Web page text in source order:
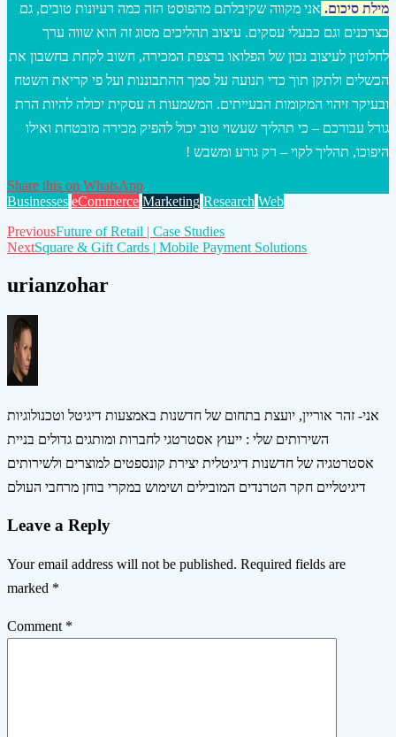
מילת סיכום. אני מקווה שקיבלתם מהפוסט הזה כמה רעיונות טובים, גם
כצרכנים וגם כבעלי עסקים. עיצוב תהליכים מסוג זה הוא שווה ערך
לחלוטין לעיצוב נכון של הפלואו ברצפת המכירה, חשוב לקחת בחשבון את
הכשלים ולתקן תוך כדי תנועה על סמך ההתבוננות ועל פי קריאת השטח
ובעיקר זיהוי המקומות הבעייתים. המשמעות ה עסקית יכולה להיות הרת
גורל עבורכם – כי תהליך שעשוי טוב יכול להפיק מכירה מובטחת ואילו
היפוכו, תהליך לקוי – רק גורע ומשבש !
Share this on WhatsApp
Businesses eCommerce Marketing Research Web
Post
navigation
PreviousFuture of Retail | Case Studies
NextSquare & Gift Cards | Mobile Payment Solutions
urianzohar
אני- זהר אוריין, יועצת בתחום של חדשנות באמצעות דיגיטל וטכנולוגיות
השירותים שלי : ייעוץ אסטרטגי לחברות ומותגים גדולים בניית
אסטרטגיה של חדשנות דיגיטלית יצירת קונספטים למוצרים ולשירותים
דיגיטליים חקר הטרנדים המובילים ושימוש במקרי בוחן מרחבי העולם
Leave a Reply
Your email address will not be published. Required fields are
marked *
Comment *